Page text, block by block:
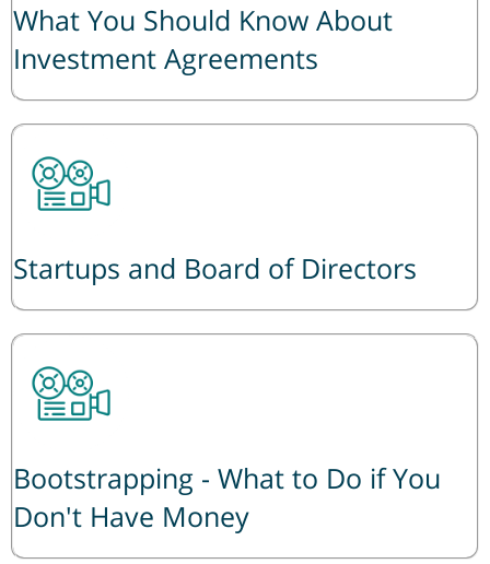
What You Should Know About
Investment Agreements
Startups and Board of Directors
Bootstrapping - What to Do if You
Don't Have Money